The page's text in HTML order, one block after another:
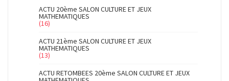
ACTU 20ème SALON CULTURE ET JEUX
MATHEMATIQUES
(16)
ACTU 21ème SALON CULTURE ET JEUX
MATHEMATIQUES
(13)
ACTU RETOMBEES 20ème SALON CULTURE ET JEUX